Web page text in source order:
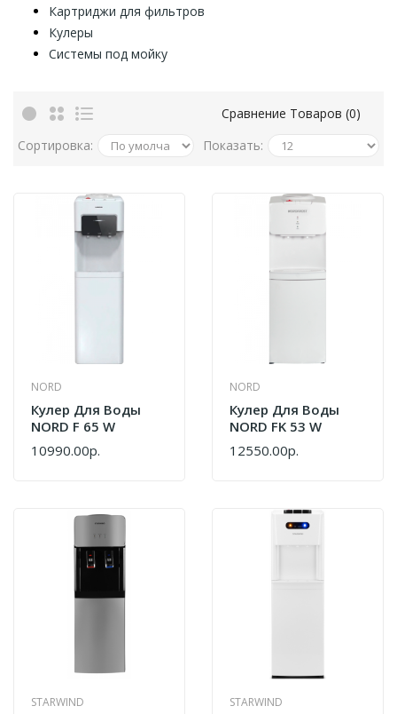
Картриджи для фильтров
Кулеры
Системы под мойку
Сравнение Товаров (0)
Сортировка:
Показать:
NORD
Кулер Для Воды
NORD F 65 W
10990.00р.
NORD
Кулер Для Воды
NORD FK 53 W
12550.00р.
STARWIND STARWIND